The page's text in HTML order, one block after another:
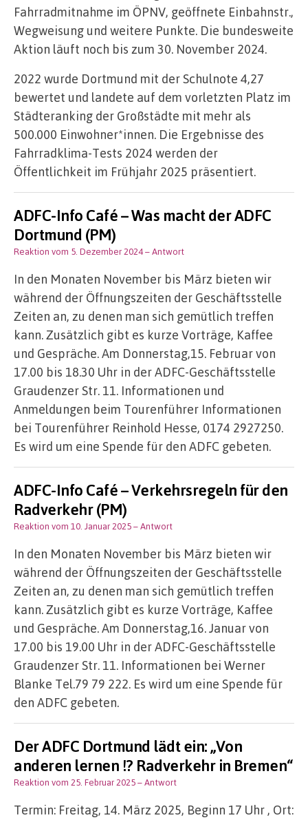
Fahrradmitnahme im ÖPNV, geöffnete Einbahnstr.,
Wegweisung und weitere Punkte. Die bundesweite
Aktion läuft noch bis zum 30. November 2024.
2022 wurde Dortmund mit der Schulnote 4,27
bewertet und landete auf dem vorletzten Platz im
Städteranking der Großstädte mit mehr als
500.000 Einwohner*innen. Die Ergebnisse des
Fahrradklima-Tests 2024 werden der
Öffentlichkeit im Frühjahr 2025 präsentiert.
ADFC-Info Café – Was macht der ADFC
Dortmund (PM)
Reaktion vom 5. Dezember 2024– Antwort
In den Monaten November bis März bieten wir
während der Öffnungszeiten der Geschäftsstelle
Zeiten an, zu denen man sich gemütlich treffen
kann. Zusätzlich gibt es kurze Vorträge, Kaffee
und Gespräche. Am Donnerstag,15. Februar von
17.00 bis 18.30 Uhr in der ADFC-Geschäftsstelle
Graudenzer Str. 11. Informationen und
Anmeldungen beim Tourenführer Informationen
bei Tourenführer Reinhold Hesse, 0174 2927250.
Es wird um eine Spende für den ADFC gebeten.
ADFC-Info Café – Verkehrsregeln für den
Radverkehr (PM)
Reaktion vom 10. Januar 2025– Antwort
In den Monaten November bis März bieten wir
während der Öffnungszeiten der Geschäftsstelle
Zeiten an, zu denen man sich gemütlich treffen
kann. Zusätzlich gibt es kurze Vorträge, Kaffee
und Gespräche. Am Donnerstag,16. Januar von
17.00 bis 19.00 Uhr in der ADFC-Geschäftsstelle
Graudenzer Str. 11. Informationen bei Werner
Blanke Tel.79 79 222. Es wird um eine Spende für
den ADFC gebeten.
Der ADFC Dortmund lädt ein: „Von
anderen lernen !? Radverkehr in Bremen“
Reaktion vom 25. Februar 2025– Antwort
Termin: Freitag, 14. März 2025, Beginn 17 Uhr , Ort: